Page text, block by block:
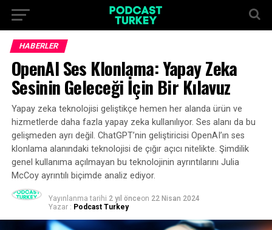
HABERLER
OpenAI Ses Klonlama: Yapay Zeka
Sesinin Geleceği İçin Bir Kılavuz
Yapay zeka teknolojisi geliştikçe hemen her alanda ürün ve
hizmetlerde daha fazla yapay zeka kullanılıyor. Ses alanı da bu
gelişmeden ayrı değil. ChatGPT’nin geliştiricisi OpenAI’ın ses
klonlama alanındaki teknolojisi de çığır açıcı nitelikte. Şimdilik
genel kullanıma açılmayan bu teknolojinin ayrıntılarını Julia
McCoy ayrıntılı biçimde analiz ediyor.
Yayınlanma tarihi 2 yıl önceon 22 Nisan 2024
Yazar : Podcast Turkey